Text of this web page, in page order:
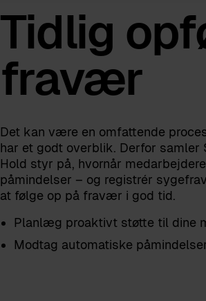
Tidlig
fravær
Det kan være en omfattende
har et godt overblik. Derfor
Hold styr på, hvornår
påmindelser – og registrér
at følge op på fravær i god tid.
Planlæg proaktivt støtte til dine
Modtag automatiske